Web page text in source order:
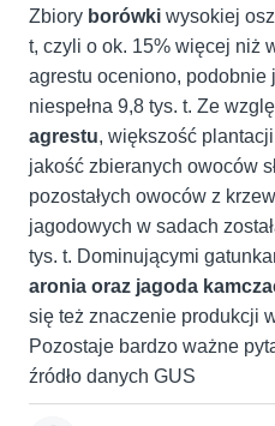
Zbiory borówki wysokiej
t, czyli o ok. 15% więcej niż
agrestu oceniono, podobnie
niespełna 9,8 tys. t. Ze
agrestu, większość
jakość zbieranych owoców
pozostałych owoców z
jagodowych w sadach
tys. t. Dominującymi
aronia oraz jagoda
się też znaczenie produkcji
Pozostaje bardzo ważne
źródło danych GUS